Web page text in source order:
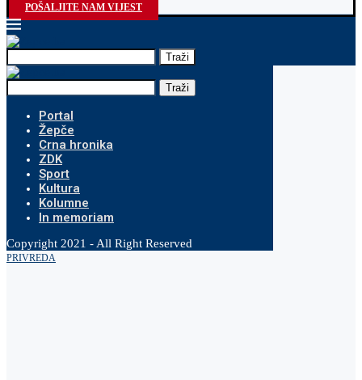
POŠALJITE NAM VIJEST
Traži
Traži
Portal
Žepče
Crna hronika
ZDK
Sport
Kultura
Kolumne
In memoriam
Copyright 2021 - All Right Reserved
PRIVREDA